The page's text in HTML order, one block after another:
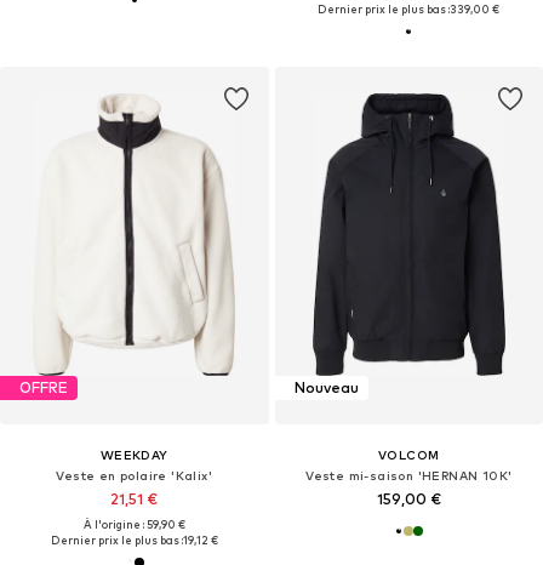
Dernier prix le plus bas :339,00 €
OFFRE
WEEKDAY
Veste en polaire 'Kalix'
21,51 €
À l'origine : 59,90 €
Dernier prix le plus bas :19,12 €
Nouveau
VOLCOM
Veste mi-saison 'HERNAN 10K'
159,00 €